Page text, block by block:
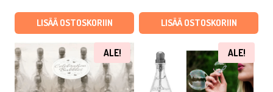
oli:
€4,90.
on:
€2,70.
LISÄÄ OSTOSKORIIN
oli:
on:
€5,45.
LISÄÄ OSTOSKORIIN
ALE! ALE!